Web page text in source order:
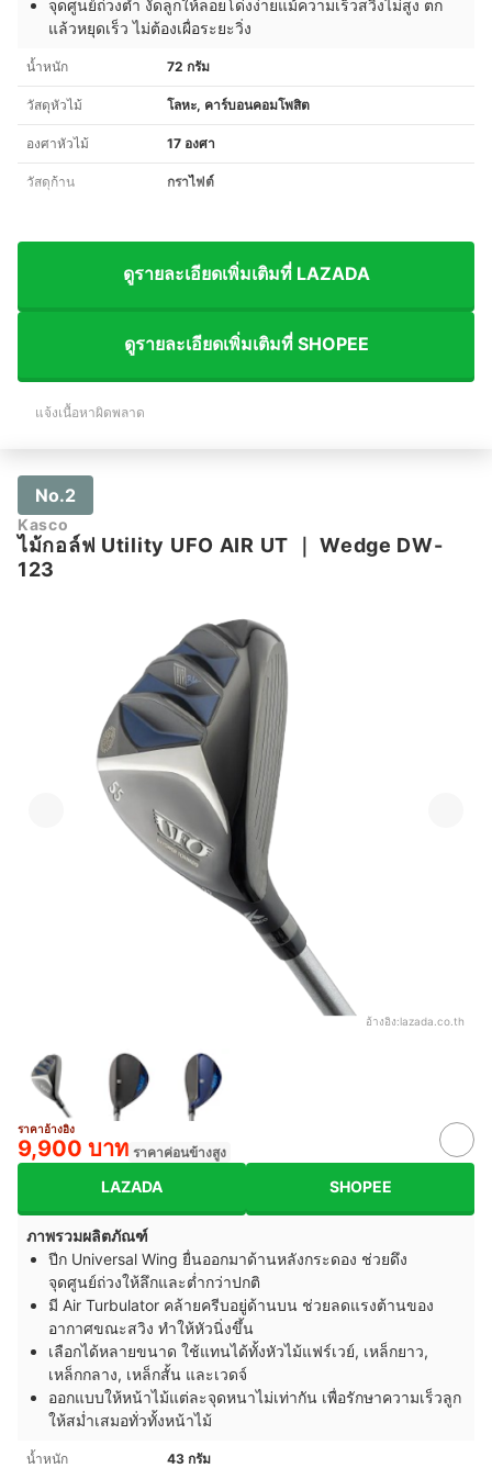
จุดศูนย์ถ่วงต่ำ งัดลูกให้ลอยโด่งง่ายแม้ความเร็วสวิงไม่สูง ตก
แล้วหยุดเร็ว ไม่ต้องเผื่อระยะวิ่ง
น้ำหนัก 72 กรัม
วัสดุหัวไม้ โลหะ, คาร์บอนคอมโพสิต
องศาหัวไม้ 17 องศา
วัสดุก้าน กราไฟต์
ดูรายละเอียดเพิ่มเติมที่ LAZADA
ดูรายละเอียดเพิ่มเติมที่ SHOPEE
แจ้งเนื้อหาผิดพลาด
No.2
Kasco
ไม้กอล์ฟ Utility UFO AIR UT ｜Wedge DW-
123
อ้างอิง:lazada.co.th
ราคาอ้างอิง
9,900 บาท ราคาค่อนข้างสูง
LAZADA SHOPEE
ภาพรวมผลิตภัณฑ์
ปีก Universal Wing ยื่นออกมาด้านหลังกระดอง ช่วยดึง
จุดศูนย์ถ่วงให้ลึกและต่ำกว่าปกติ
มี Air Turbulator คล้ายครีบอยู่ด้านบน ช่วยลดแรงต้านของ
อากาศขณะสวิง ทำให้หัวนิ่งขึ้น
เลือกได้หลายขนาด ใช้แทนได้ทั้งหัวไม้แฟร์เวย์, เหล็กยาว,
เหล็กกลาง, เหล็กสั้น และเวดจ์
ออกแบบให้หน้าไม้แต่ละจุดหนาไม่เท่ากัน เพื่อรักษาความเร็วลูก
ให้สม่ำเสมอทั่วทั้งหน้าไม้
น้ำหนัก 43 กรัม